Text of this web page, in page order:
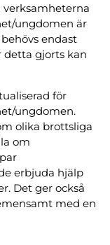
ungdomen är
endast
detta gjorts kan
för
ungdomen.
olika brottsliga
om
erbjuda hjälp
Det ger också
med en